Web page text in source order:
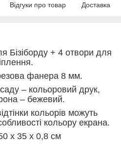
Відгуки про товар Доставка
Бізіборду + 4 отвори для
фанера 8 мм.
– кольоровий друк,
– бежевий.
кольорів можуть
кольору екрана.
х 35 х 0,8 см